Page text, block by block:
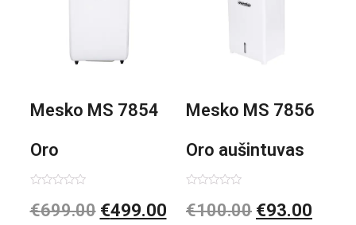
Mesko MS 7854
Oro
kondicionierius
0
iš
€699.00 €499.00
Mesko MS 7856
Oro aušintuvas
be ašmenų 3in1
0
iš
€100.00 €93.00